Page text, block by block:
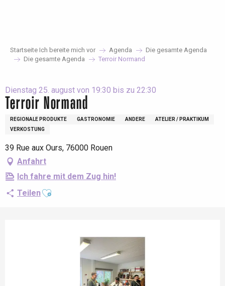
Startseite Ich bereite mich vor Agenda
Die gesamte Agenda
Die gesamte Agenda
Terroir Normand
Dienstag 25. august von 19:30 bis zu 22:30
Terroir Normand
REGIONALE PRODUKTE GASTRONOMIE ANDERE
ATELIER / PRAKTIKUM
VERKOSTUNG
39 Rue aux Ours, 76000 Rouen
Anfahrt
Ich fahre mit dem Zug hin!
TeilenAjouter aux favoris